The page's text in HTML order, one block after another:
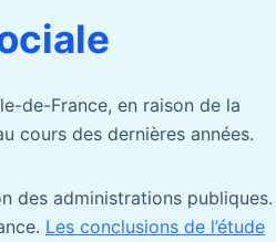
de-France, en raison de la
cours des dernières années.
des administrations publiques.
Les conclusions de l’étude